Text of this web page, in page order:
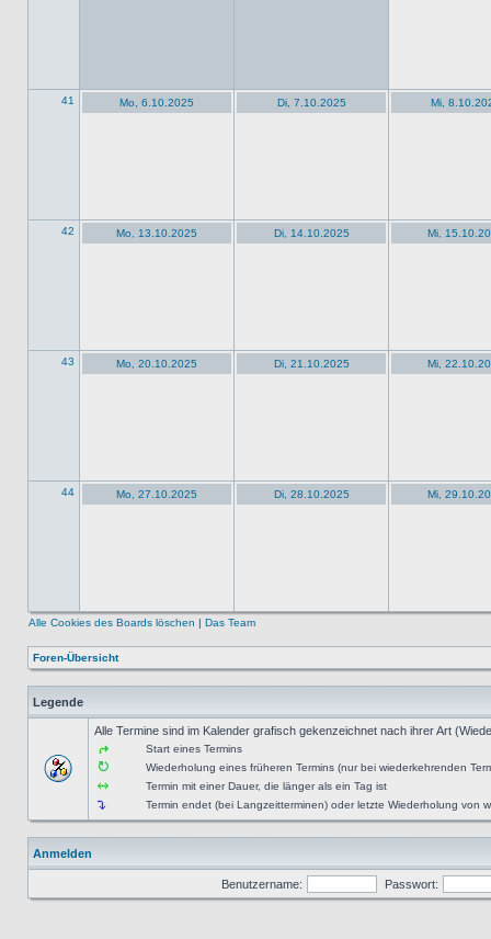
41 Mo, 6.10.2025 Di, 7.10.2025 Mi,
42 Mo, 13.10.2025 Di, 14.10.2025 Mi,
43 Mo, 20.10.2025 Di, 21.10.2025 Mi,
44 Mo, 27.10.2025 Di, 28.10.2025 Mi,
Alle Cookies des Boards löschen | Das Team
Foren-Übersicht
Legende
Alle Termine sind im Kalender grafisch gekenzeichnet nach ihrer Art
Start eines Termins
Wiederholung eines früheren Termins (nur bei wiederkehrenden
Termin mit einer Dauer, die länger als ein Tag ist
Termin endet (bei Langzeitterminen) oder letzte Wiederholung von
Anmelden
Benutzername: Passwort: